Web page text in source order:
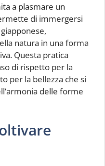
a plasmare un
di immergersi
natura in una forma
Questa pratica
di rispetto per la
per la bellezza che si
delle forme